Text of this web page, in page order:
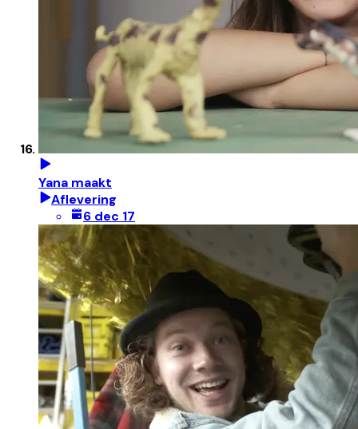
Yana maakt
Aflevering
6 dec 17